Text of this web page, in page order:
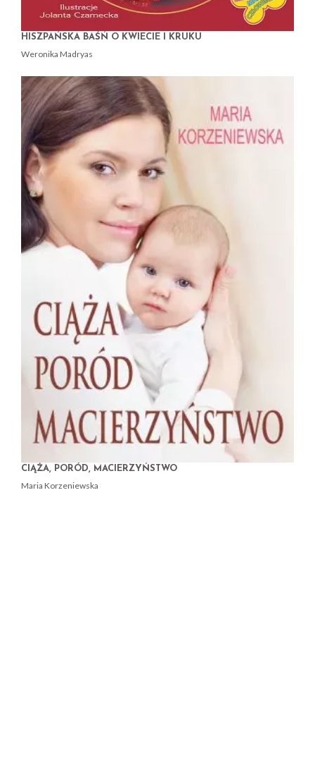
HISZPAŃSKA BAŚŃ O KWIECIE I KRUKU
Weronika Madryas
CIĄŻA, PORÓD, MACIERZYŃSTWO
Maria Korzeniewska